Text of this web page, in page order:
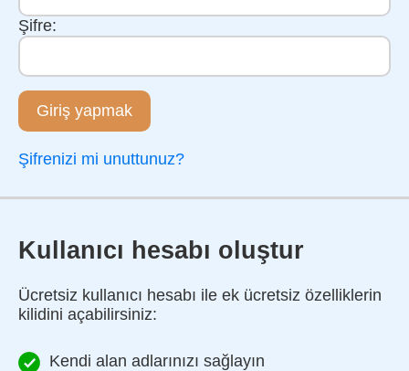
Şifre:
Giriş yapmak
Şifrenizi mi unuttunuz?
Kullanıcı hesabı oluştur
Ücretsiz kullanıcı hesabı ile ek ücretsiz özelliklerin
kilidini açabilirsiniz:
Kendi alan adlarınızı sağlayın